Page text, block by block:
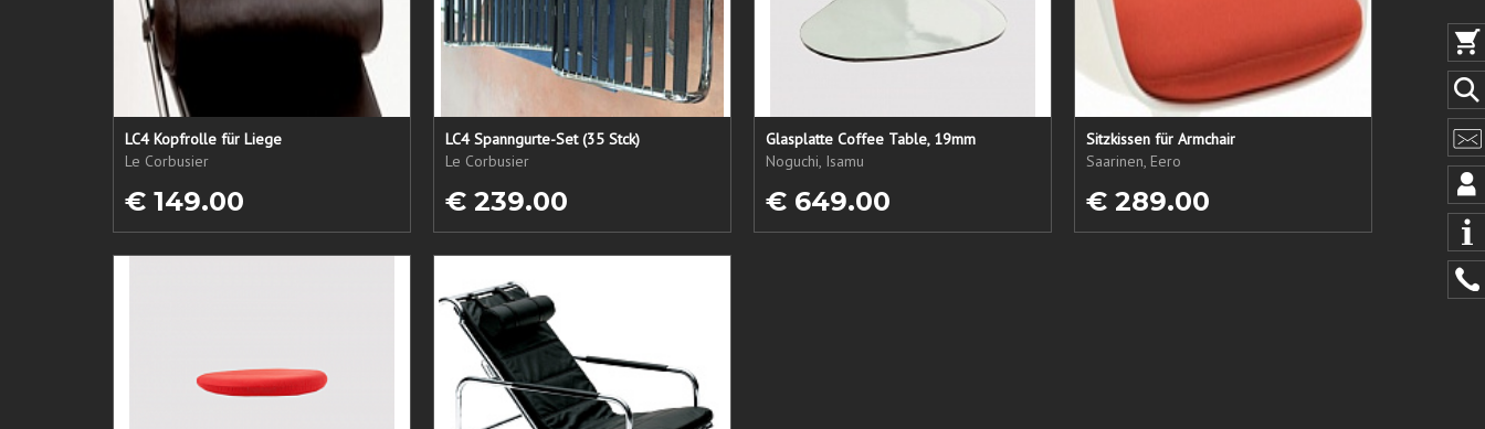
LC4 Kopfrolle für Liege
Le Corbusier
€ 149.00
LC4 Spanngurte-Set (35 Stck)
Le Corbusier
€ 239.00
Glasplatte Coffee Table, 19mm
Noguchi, Isamu
€ 649.00
Sitzkissen für Armchair
Saarinen, Eero
€ 289.00